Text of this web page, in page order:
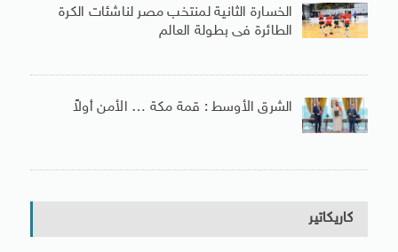
الخسارة الثانية لمنتخب مصر لناشئات الكرة
الطائرة فى بطولة العالم
الشرق الأوسط : قمة مكة … الأمن أولاً
كاريكاتير